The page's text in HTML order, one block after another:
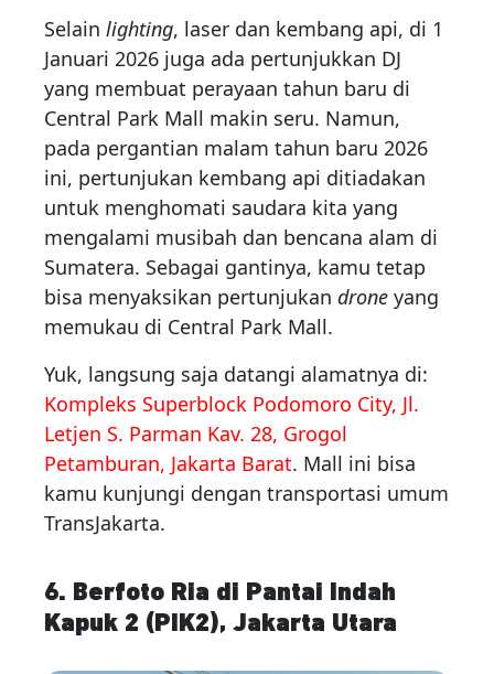
Selain lighting, laser dan kembang api, di 1
Januari 2026 juga ada pertunjukkan DJ
yang membuat perayaan tahun baru di
Central Park Mall makin seru. Namun,
pada pergantian malam tahun baru 2026
ini, pertunjukan kembang api ditiadakan
untuk menghomati saudara kita yang
mengalami musibah dan bencana alam di
Sumatera. Sebagai gantinya, kamu tetap
bisa menyaksikan pertunjukan drone yang
memukau di Central Park Mall.
Yuk, langsung saja datangi alamatnya di:
Kompleks Superblock Podomoro City, Jl.
Letjen S. Parman Kav. 28, Grogol
Petamburan, Jakarta Barat. Mall ini bisa
kamu kunjungi dengan transportasi umum
TransJakarta.
6. Berfoto Ria di Pantai Indah
Kapuk 2 (PIK2), Jakarta Utara